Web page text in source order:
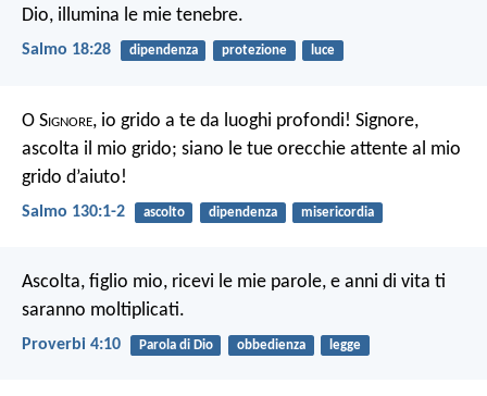
Dio, illumina le mie tenebre.
Salmo 18:28 dipendenza protezione luce
O Signore, io grido a te da luoghi profondi! Signore,
ascolta il mio grido; siano le tue orecchie attente al mio
grido d’aiuto!
Salmo 130:1-2 ascolto dipendenza misericordia
Ascolta, figlio mio, ricevi le mie parole, e anni di vita ti
saranno moltiplicati.
Proverbi 4:10 Parola di Dio obbedienza legge